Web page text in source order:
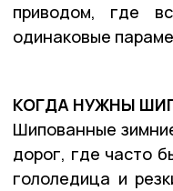
приводом, где
одинаковые
КОГДА НУЖНЫ
Шипованные
дорог, где часто
гололедица и